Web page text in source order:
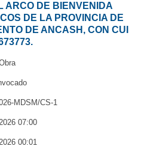
ARCO DE BIENVENIDA
DE LA PROVINCIA DE
DE ANCASH, CON CUI
MDSM/CS-1
07:00
00:01